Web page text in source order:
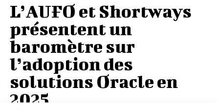
L’AUFO et Shortways
présentent un
baromètre sur
l’adoption des
solutions Oracle en
2025